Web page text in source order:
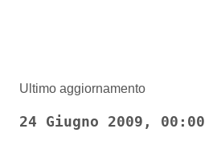
Ultimo aggiornamento
24 Giugno 2009, 00:00